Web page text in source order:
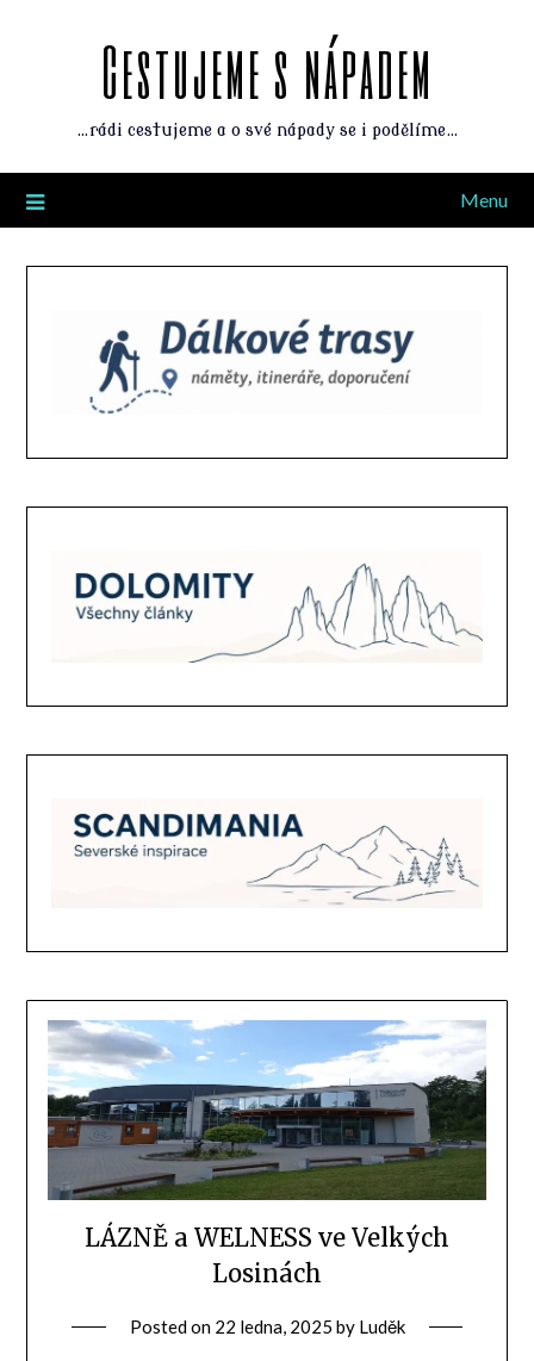
Cestujeme s nápadem
…rádi cestujeme a o své nápady se i podělíme…
Menu
LÁZNĚ a WELNESS ve Velkých
Losinách
Posted on 22 ledna, 2025 by Luděk